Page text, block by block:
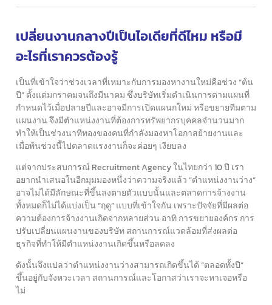
เปลี่ยนงานกลางปีเป็นไอเดียที่ดีไหม หรือมี
อะไรที่เราควรต้องรู้
เป็นที่เข้าใจว่าช่วงเวลาที่เหมาะกับการมองหางานใหม่คือช่วง “ต้น
ปี” ตั้งแต่มกราคมจนถึงมีนาคม ซึ่งบริษัทเริ่มดำเนินการตามแผนที่
กำหนดไว้เมื่อปลายปีและอาจมีการเปิดแผนกใหม่ หรือขยายทีมตาม
แผนงาน จึงมีตำแหน่งงานที่ต้องการทรัพยากรบุคคลจำนวนมาก
ทำให้เป็นช่วงนาทีทองของคนที่กำลังมองหาโอกาสย้ายงานและ
เมื่อพ้นช่วงนี้ไปตลาดแรงงานก็จะค่อยๆ เงียบลง
แต่จากประสบการณ์ Recruitment Agency ในไทยกว่า 10 ปี เรา
อยากนำเสนอในอีกมุมมองหนึ่งว่าความจริงแล้ว “ตำแหน่งงานว่าง”
อาจไม่ได้มีลักษณะที่ขึ้นลงตายตัวแบบนั้นและตลาดการจ้างงาน
ทั้งหมดก็ไม่ได้แบ่งเป็น “ฤดู” แบบที่เข้าใจกัน เพราะปัจจัยที่มีผลต่อ
ความต้องการจ้างงานเกิดจากหลายส่วน อาทิ การขยายองค์กร การ
ปรับเปลี่ยนแผนงานของบริษัท สถานการณ์แวดล้อมที่ส่งผลต่อ
ธุรกิจที่ทำให้มีตำแหน่งงานเกิดขึ้นหรือลดลง
ดังนั้นจึงแปลว่าตำแหน่งงานว่างสามารถเกิดขึ้นได้ “ตลอดทั้งปี”
ขึ้นอยู่กับจังหวะเวลา สถานการณ์และโอกาสว่าเราจะหาเจอหรือ
ไม่